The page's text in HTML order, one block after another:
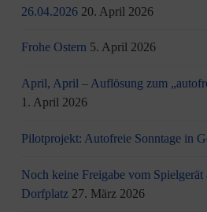
26.04.2026 20. April 2026
Frohe Ostern 5. April 2026
April, April – Auflösung zum
1. April 2026
Pilotprojekt: Autofreie Sonntage in
Noch keine Freigabe vom Spielgerät
Dorfplatz 27. März 2026